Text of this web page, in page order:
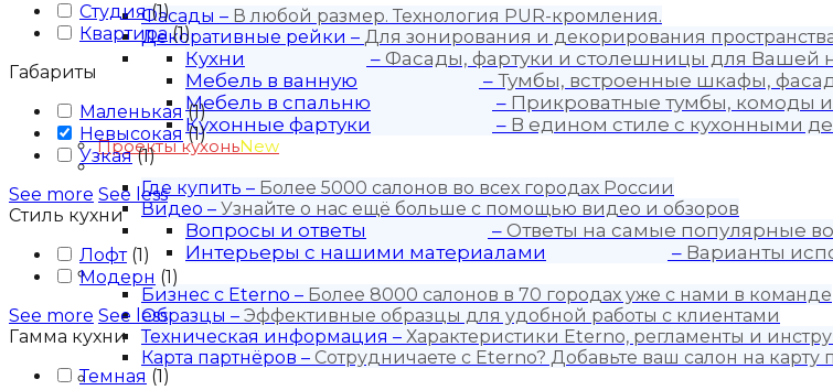
Фасады – В любой размер. Технология PUR-кромления.
Декоративные рейки – Для зонирования и декорирования
Кухни – Фасады, фартуки и столешницы для Вашей
Мебель в ванную
– Тумбы, встроенные шкафы,
Мебель в спальню
– Прикроватные тумбы, комоды
Кухонные фартуки
– В едином стиле с кухонными
Проекты кухоньNew
Покупателю
Где купить – Более 5000 салонов во всех городах России
Видео – Узнайте о нас ещё больше с помощью видео и обзоров
Вопросы и ответы – Ответы на самые популярные
Интерьеры с нашими материалами
– Варианты
Для бизнеса
Бизнес с Eternо – Более 8000 салонов в 70 городах уже с нами в команде
Образцы – Эффективные образцы для удобной работы с клиентами
Техническая информация – Характеристики Eterno, регламенты и
Карта партнёров – Сотрудничаете с Eterno? Добавьте ваш салон на карту
Блог
Студия (1)
Квартира (1)
Габариты
Маленькая (1)
Невысокая (1)
Узкая (1)
See more See less
Стиль кухни
Лофт (1)
Модерн (1)
See more See less
Гамма кухни
Темная (1)